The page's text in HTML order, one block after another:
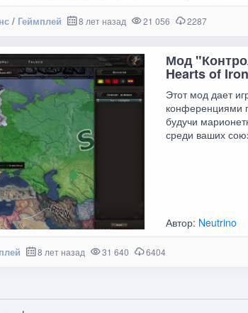
/ Геймплей 8 лет назад 21 056 2287
Мод
Hearts of
Этот мод дает
конференциями
будучи
среди ваших
Автор: Neutrino
8 лет назад 31 640 6404